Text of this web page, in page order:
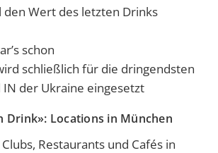
den Wert des letzten Drinks
schon
schließlich für die dringendsten
der Ukraine eingesetzt
Drink»: Locations in München
Restaurants und Cafés in